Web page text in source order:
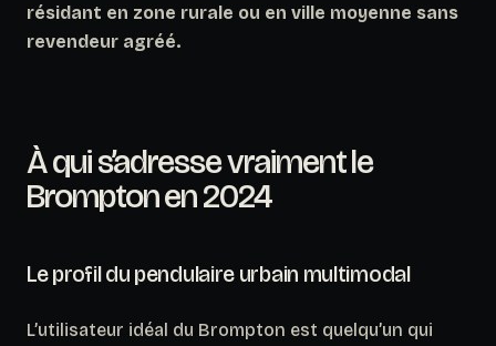
résidant en zone rurale ou en ville moyenne sans
revendeur agréé.
À qui s’adresse vraiment le
Brompton en 2024
Le profil du pendulaire urbain multimodal
L’utilisateur idéal du Brompton est quelqu’un qui